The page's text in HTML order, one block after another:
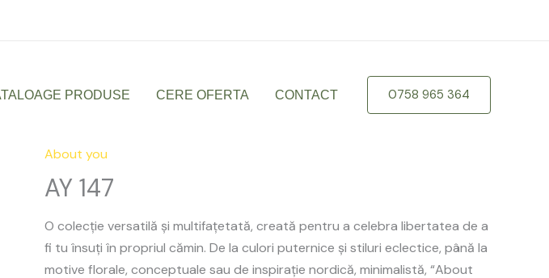
PRODUSE CERE OFERTA CONTACT 0758 965 364
About you
AY 147
O colecție versatilă și multifațetată, creată pentru a celebra libertatea de a
fi tu însuți în propriul cămin. De la culori puternice și stiluri eclectice, până la
motive florale, conceptuale sau de inspirație nordică, minimalistă, “About
AY
147
quantity